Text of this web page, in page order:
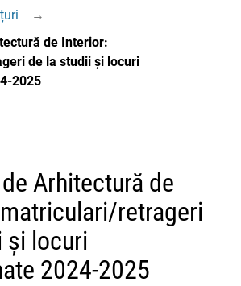
→
de Interior:
de la studii și locuri
2025
Arhitectură de
retrageri
și locuri
2024-2025